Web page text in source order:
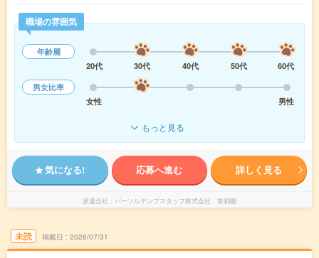
職場の雰囲気
年齢層
20代
30代 40代 50代
60代
男女比率
女性
男性
もっと見る
気になる! 応募へ進む 詳しく見る
派遣会社 パーソルテンプスタッフ株式会社 首都圏
未読 掲載日 2026/07/31